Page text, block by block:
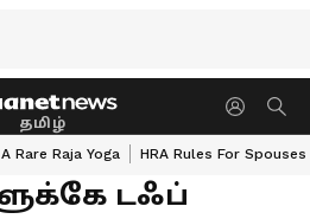
தமிழ்
Rare Raja Yoga HRA Rules For Spouses
டஃப்